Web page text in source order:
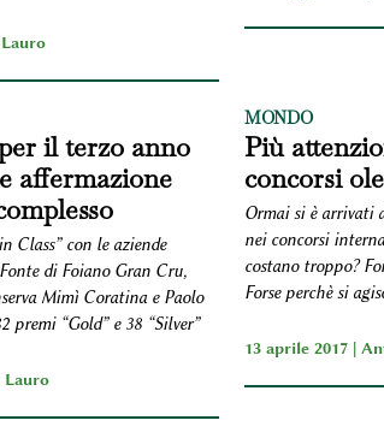
il terzo anno
affermazione
Class” con le aziende
di Foiano Gran Cru,
Mimì Coratina e Paolo
premi “Gold” e 38 “Silver”
Lauro
MONDO
Più
concorsi
Ormai si è arrivati
nei concorsi
costano troppo?
Forse perchè si
13 aprile 2017 |